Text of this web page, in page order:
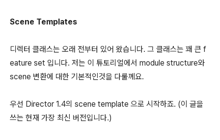
Scene Templates
디렉터 클래스는 오래 전부터 있어 왔습니다. 그 클래스는 꽤 큰 f
eature set 입니다. 저는 이 튜토리얼에서 module structure와
scene 변환에 대한 기본적인것을 다룰께요.
우선 Director 1.4의 scene template 으로 시작하죠. (이 글을
쓰는 현재 가장 최신 버전입니다.)